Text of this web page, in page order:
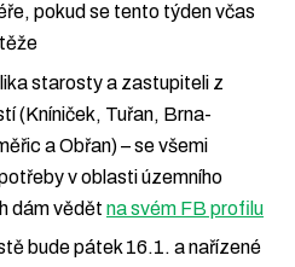
pokud se tento týden včas
starosty a zastupiteli z
(Kníniček, Tuřan, Brna-
a Obřan) – se všemi
v oblasti územního
dám vědět na svém FB profilu
bude pátek 16.1. a nařízené